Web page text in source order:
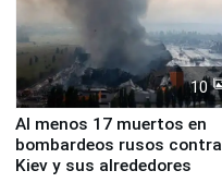
10
Al menos 17 muertos en
bombardeos rusos contra
Kiev y sus alrededores